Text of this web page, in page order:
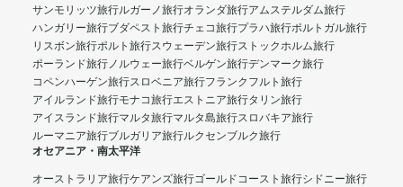
サンモリッツ旅行ルガーノ旅行オランダ旅行アムステルダム旅行
ハンガリー旅行ブダペスト旅行チェコ旅行プラハ旅行ポルトガル旅行
リスボン旅行ポルト旅行スウェーデン旅行ストックホルム旅行
ポーランド旅行ノルウェー旅行ベルゲン旅行デンマーク旅行
コペンハーゲン旅行スロベニア旅行フランクフルト旅行
アイルランド旅行モナコ旅行エストニア旅行タリン旅行
アイスランド旅行マルタ旅行マルタ島旅行スロバキア旅行
ルーマニア旅行ブルガリア旅行ルクセンブルク旅行
オセアニア・南太平洋
オーストラリア旅行ケアンズ旅行ゴールドコースト旅行シドニー旅行